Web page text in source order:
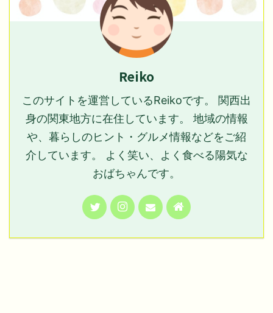
Reiko
このサイトを運営しているReikoです。 関西出
身の関東地方に在住しています。 地域の情報
や、暮らしのヒント・グルメ情報などをご紹
介しています。 よく笑い、よく食べる陽気な
おばちゃんです。